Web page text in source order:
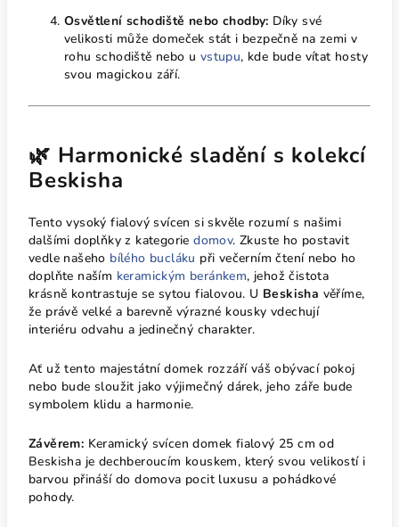
Osvětlení schodiště nebo chodby: Díky své
velikosti může domeček stát i bezpečně na zemi v
rohu schodiště nebo u vstupu, kde bude vítat hosty
svou magickou září.
🌿 Harmonické sladění s kolekcí
Beskisha
Tento vysoký fialový svícen si skvěle rozumí s našimi
dalšími doplňky z kategoriedomov. Zkuste ho postavit
vedle našeho bílého bucláku při večerním čtení nebo ho
doplňte naším keramickým beránkem, jehož čistota
krásně kontrastuje se sytou fialovou. U Beskisha věříme,
že právě velké a barevně výrazné kousky vdechují
interiéru odvahu a jedinečný charakter.
Ať už tento majestátní domek rozzáří váš obývací pokoj
nebo bude sloužit jako výjimečný dárek, jeho záře bude
symbolem klidu a harmonie.
Závěrem: Keramický svícen domek fialový 25 cm od
Beskisha je dechberoucím kouskem, který svou velikostí i
barvou přináší do domova pocit luxusu a pohádkové
pohody.